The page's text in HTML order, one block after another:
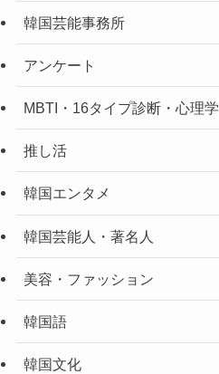
韓国芸能事務所
アンケート
MBTI・16タイプ診断・心理学
推し活
韓国エンタメ
韓国芸能人・著名人
美容・ファッション
韓国語
韓国文化